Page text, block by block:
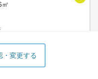
・変更する